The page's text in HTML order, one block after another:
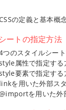
CSSの定義と基本概
ートの指定方法
つのスタイルシー
属性で指定する
要素で指定する
linkを用いた外部ス
を用いた外